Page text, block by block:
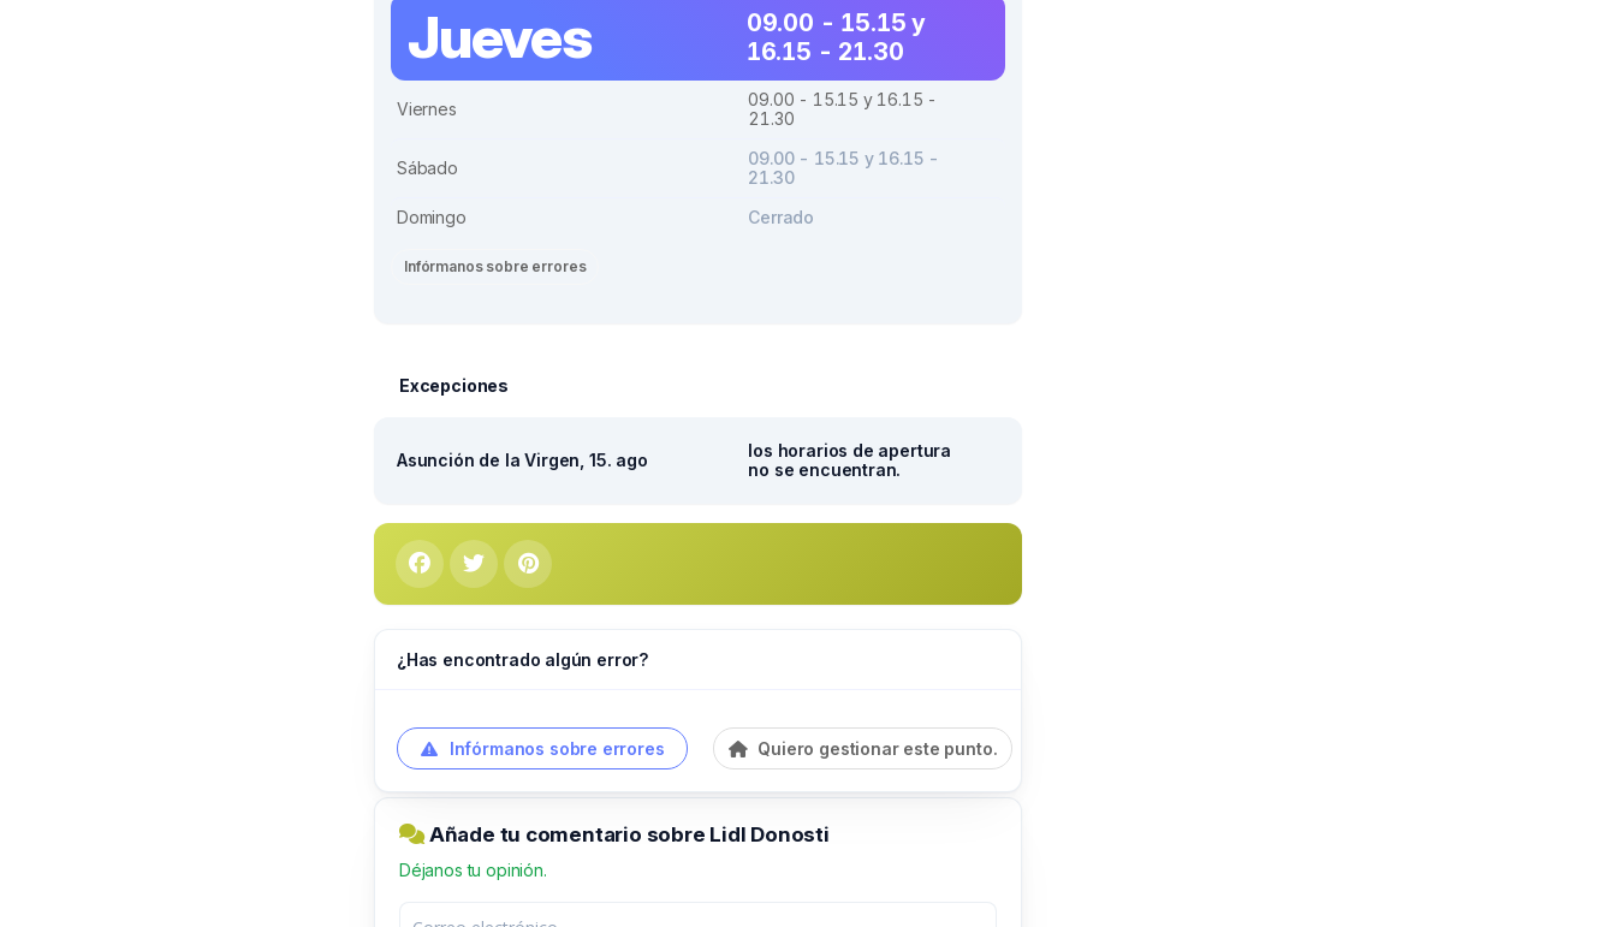
Jueves
09.00 - 15.15 y
16.15 - 21.30
Viernes
09.00 - 15.15 y 16.15 -
21.30
Sábado
09.00 - 15.15 y 16.15 -
21.30
Domingo
Cerrado
Infórmanos sobre errores
Excepciones
Asunción de la Virgen, 15. ago
los horarios de apertura
no se encuentran.
¿Has encontrado algún error?
Infórmanos sobre errores Quiero gestionar este punto.
Añade tu comentario sobre Lidl Donosti
Déjanos tu opinión.